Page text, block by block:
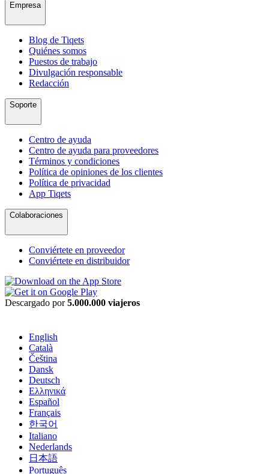
Empresa
Blog de Tiqets
Quiénes somos
Puestos de trabajo
Divulgación responsable
Redacción
Soporte
Centro de ayuda
Centro de ayuda para proveedores
Términos y condiciones
Política de opiniones de los clientes
Política de privacidad
App Tiqets
Colaboraciones
Conviértete en proveedor
Conviértete en distribuidor
Descargado por5.000.000 viajeros
English
Català
Čeština
Dansk
Deutsch
Ελληνικά
Español
Français
한국어
Italiano
Nederlands
日本語
Português